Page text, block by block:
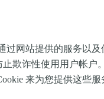
过网站提供的服务以
欺诈性使用用户帐户
来为您提供这些服